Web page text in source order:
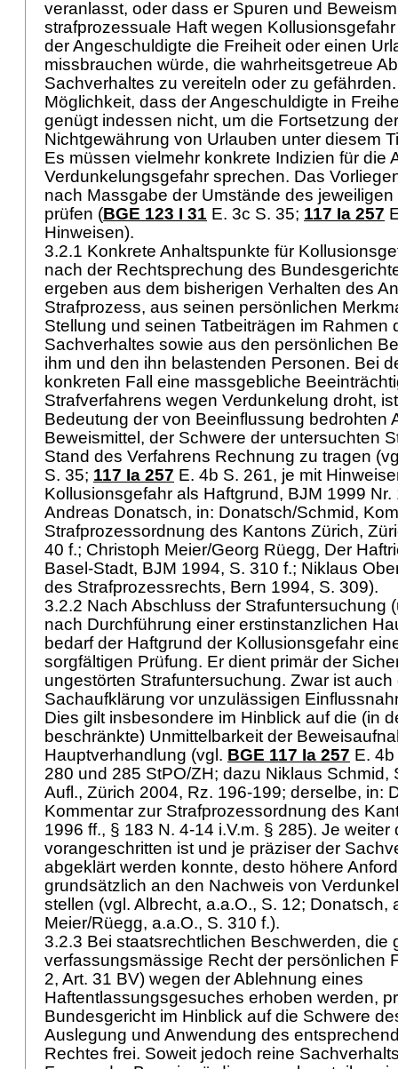
veranlasst, oder dass er Spuren und
strafprozessuale Haft wegen
der Angeschuldigte die Freiheit oder einen
missbrauchen würde, die wahrheitsgetreue
Sachverhaltes zu vereiteln oder zu
Möglichkeit, dass der Angeschuldigte in
genügt indessen nicht, um die Fortsetzung
Nichtgewährung von Urlauben unter diesem
Es müssen vielmehr konkrete Indizien für die
Verdunkelungsgefahr sprechen. Das
nach Massgabe der Umstände des
prüfen (BGE 123 I 31 E. 3c S. 35; 117 Ia 257
Hinweisen).
3.2.1 Konkrete Anhaltspunkte für
nach der Rechtsprechung des
ergeben aus dem bisherigen Verhalten des
Strafprozess, aus seinen persönlichen
Stellung und seinen Tatbeiträgen im Rahmen
Sachverhaltes sowie aus den persönlichen
ihm und den ihn belastenden Personen. Bei
konkreten Fall eine massgebliche
Strafverfahrens wegen Verdunkelung droht,
Bedeutung der von Beeinflussung bedrohten
Beweismittel, der Schwere der untersuchten
Stand des Verfahrens Rechnung zu tragen
S. 35; 117 Ia 257 E. 4b S. 261, je mit
Kollusionsgefahr als Haftgrund, BJM 1999 Nr.
Andreas Donatsch, in: Donatsch/Schmid,
Strafprozessordnung des Kantons Zürich,
40 f.; Christoph Meier/Georg Rüegg, Der
Basel-Stadt, BJM 1994, S. 310 f.; Niklaus
des Strafprozessrechts, Bern 1994, S. 309).
3.2.2 Nach Abschluss der Strafuntersuchung
nach Durchführung einer erstinstanzlichen
bedarf der Haftgrund der Kollusionsgefahr
sorgfältigen Prüfung. Er dient primär der
ungestörten Strafuntersuchung. Zwar ist auch
Sachaufklärung vor unzulässigen
Dies gilt insbesondere im Hinblick auf die (in
beschränkte) Unmittelbarkeit der
Hauptverhandlung (vgl. BGE 117 Ia 257 E.
280 und 285 StPO/ZH; dazu Niklaus Schmid,
Aufl., Zürich 2004, Rz. 196-199; derselbe, in:
Kommentar zur Strafprozessordnung des
1996 ff., § 183 N. 4-14 i.V.m. § 285). Je
vorangeschritten ist und je präziser der
abgeklärt werden konnte, desto höhere
grundsätzlich an den Nachweis von
stellen (vgl. Albrecht, a.a.O., S. 12; Donatsch,
Meier/Rüegg, a.a.O., S. 310 f.).
3.2.3 Bei staatsrechtlichen Beschwerden, die
verfassungsmässige Recht der persönlichen
2, Art. 31 BV) wegen der Ablehnung eines
Haftentlassungsgesuches erhoben werden,
Bundesgericht im Hinblick auf die Schwere
Auslegung und Anwendung des
Rechtes frei. Soweit jedoch reine